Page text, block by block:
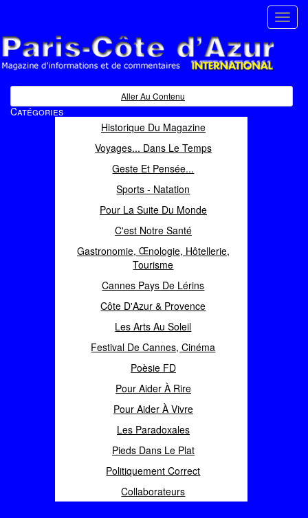
Magazine d'informations et de commentaires
Aller Au Contenu
Catégories
Historique Du Magazine
Voyages... Dans Le Temps
Geste Et Pensée...
Sports - Natation
Pour La Suite Du Monde
C'est Notre Santé
Gastronomie, Œnologie, Hôtellerie,
Tourisme
Cannes Pays De Lérins
Côte D'Azur & Provence
Les Arts Au Soleil
Festival De Cannes, Cinéma
Poèsie FD
Pour Aider À Rire
Pour Aider À Vivre
Les Paradoxales
Pieds Dans Le Plat
Politiquement Correct
Collaborateurs